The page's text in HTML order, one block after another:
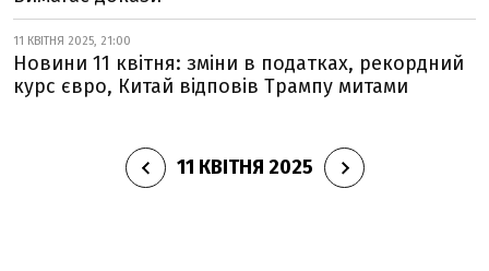
11 КВІТНЯ 2025, 21:00
Новини 11 квітня: зміни в податках, рекордний
курс євро, Китай відповів Трампу митами
11 КВІТНЯ 2025